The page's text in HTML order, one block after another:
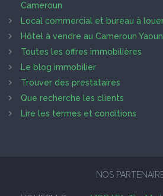
Cameroun
Local commercial et bureau à
Hôtel à vendre au Cameroun
Toutes les offres immobilières
Le blog immobilier
Trouver des prestataires
Que recherche les clients
Lire les termes et conditions
NOS